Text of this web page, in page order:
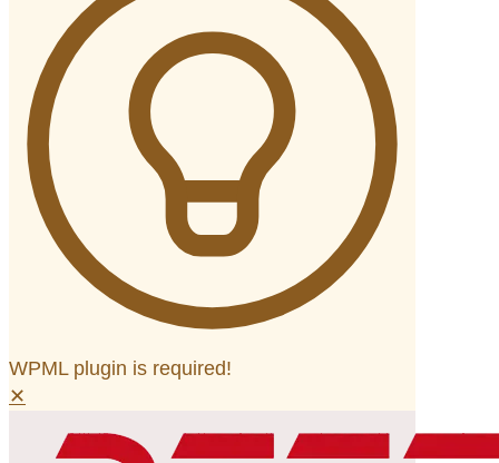
WPML plugin is required!
✕